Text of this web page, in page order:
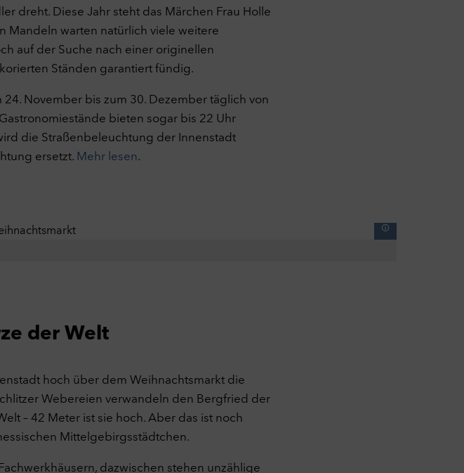
dreht. Diese Jahr steht das Märchen Frau Holle
Mandeln warten natürlich viele weitere
auf der Suche nach einer originellen
Ständen garantiert fündig.
November bis zum 30. Dezember täglich von
bieten sogar bis 22 Uhr
die Straßenbeleuchtung der Innenstadt
ersetzt. Mehr lesen.
der Welt
hoch über dem Weihnachtsmarkt die
Webereien verwandeln den Bergfried der
– 42 Meter ist sie hoch. Aber das ist noch
Mittelgebirgsstädtchen.
dazwischen stehen unzählige